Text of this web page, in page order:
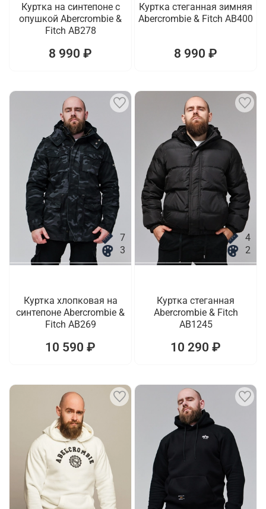
Куртка на синтепоне с
опушкой Abercrombie &
Fitch AB278
8 990 ₽
Куртка стеганная зимняя
Abercrombie & Fitch AB400
8 990 ₽
7
3
Куртка хлопковая на
синтепоне Abercrombie &
Fitch AB269
10 590 ₽
4
2
Куртка стеганная
Abercrombie & Fitch
AB1245
10 290 ₽